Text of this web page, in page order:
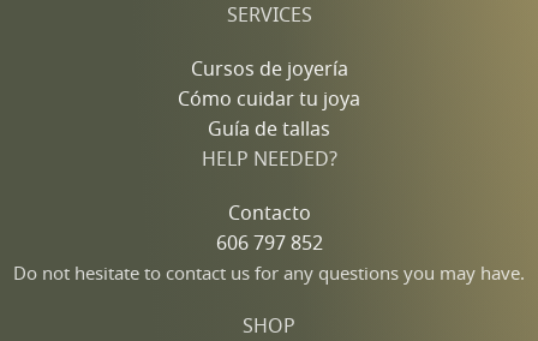
SERVICES
Cursos de joyería
Cómo cuidar tu joya
Guía de tallas
HELP NEEDED?
Contacto
606 797 852
Do not hesitate to contact us for any questions you may have.
SHOP